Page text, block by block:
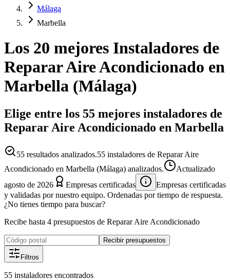
Málaga
Marbella
Los 20 mejores Instaladores de
Reparar Aire Acondicionado en
Marbella (Málaga)
Elige entre los 55 mejores instaladores de
Reparar Aire Acondicionado en Marbella
55 resultados analizados.55 instaladores de Reparar Aire
Acondicionado en Marbella (Málaga) analizados.
Actualizado
agosto de 2026
Empresas certificadas
Empresas certificadas
y validadas por nuestro equipo. Ordenadas por tiempo de respuesta.
¿No tienes tiempo para buscar?
Recibe hasta 4 presupuestos de Reparar Aire Acondicionado
Recibir presupuestos
Filtros
55 instaladores encontrados